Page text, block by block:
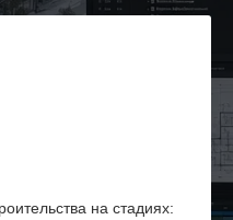
на стадиях: